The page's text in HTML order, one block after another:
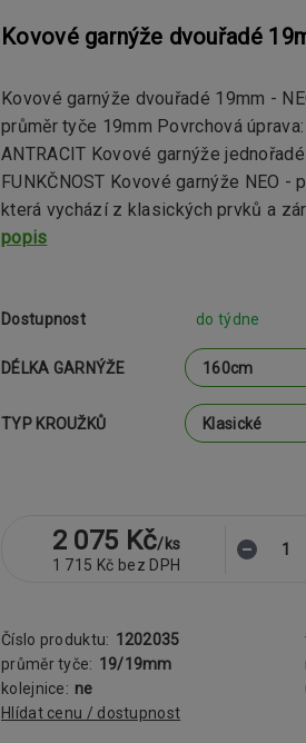
Kovové garnýže dvouřadé
Kovové garnýže dvouřadé 19mm -
průměr tyče 19mm Povrchová úprava:
ANTRACIT Kovové garnýže
FUNKČNOST Kovové garnýže NEO
která vychází z klasických prvků a
popis
Dostupnost do týdne
DÉLKA GARNÝŽE
TYP KROUŽKŮ
2 075 Kč/ks
1 715 Kč bez DPH
Číslo produktu: 1202035
průměr tyče: 19/19mm
kolejnice: ne
Hlídat cenu / dostupnost